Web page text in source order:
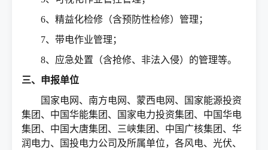
6、精益化检修（含预防性检修）管理；
7、带电作业管理；
8、应急处置（含抢修、非法入侵）的管理等。
三、申报单位
国家电网、南方电网、蒙西电网、国家能源投资
集团、中国华能集团、国家电力投资集团、中国华电
集团、中国大唐集团、三峡集团、中国广核集团、华
润电力、国投电力公司及所属单位，各风电、光伏、